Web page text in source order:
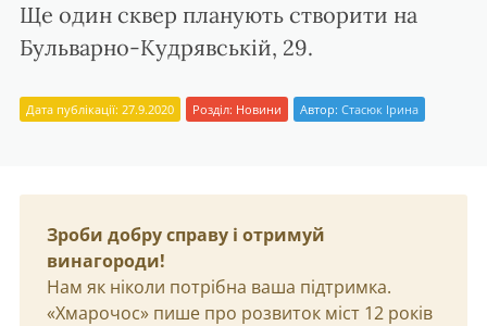
Ще один сквер планують створити на
Бульварно-Кудрявській, 29.
Дата публікації: 27.9.2020 Розділ: Новини Автор: Стасюк Ірина
Зроби добру справу і отримуй
винагороди!
Нам як ніколи потрібна ваша підтримка.
«Хмарочос» пише про розвиток міст 12 років